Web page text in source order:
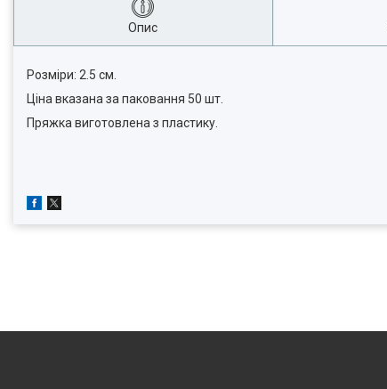
Опис
Розміри: 2.5 см.
Ціна вказана за паковання 50 шт.
Пряжка виготовлена з пластику.